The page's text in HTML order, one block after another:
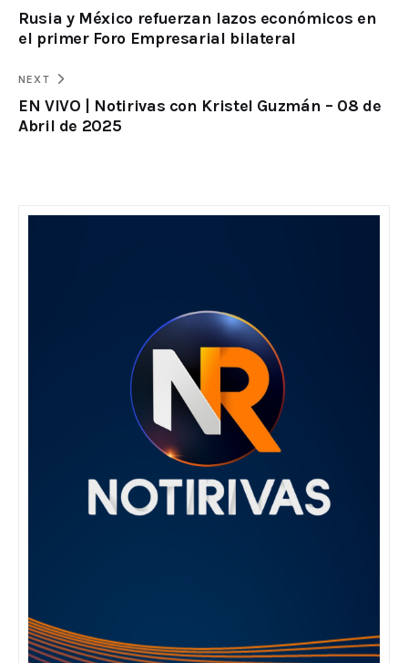
Rusia y México refuerzan lazos económicos en
el primer Foro Empresarial bilateral
NEXT
EN VIVO | Notirivas con Kristel Guzmán – 08 de
Abril de 2025